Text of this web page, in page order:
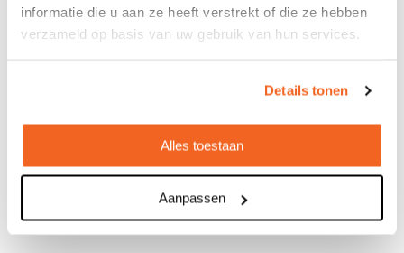
informatie die u aan ze heeft verstrekt of die ze hebben
verzameld op basis van uw gebruik van hun services.
Details tonen
Alles toestaan
Aanpassen